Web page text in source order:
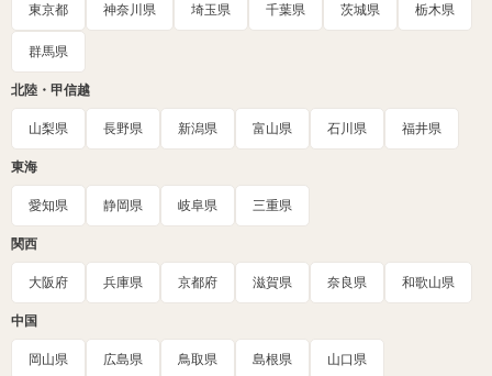
東京都 神奈川県 埼玉県 千葉県 茨城県 栃木県
群馬県
北陸・甲信越
山梨県 長野県 新潟県 富山県 石川県 福井県
東海
愛知県 静岡県 岐阜県 三重県
関西
大阪府 兵庫県 京都府 滋賀県 奈良県 和歌山県
中国
岡山県 広島県 鳥取県 島根県 山口県